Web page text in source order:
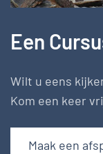
Een
Wilt u eens
Kom een keer
Maak een